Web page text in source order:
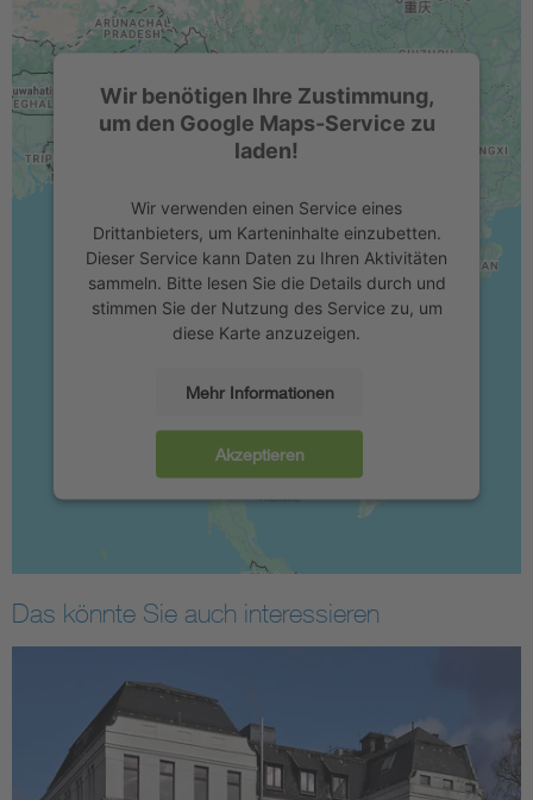
Wir benötigen Ihre Zustimmung,
um den Google Maps-Service zu
laden!
Wir verwenden einen Service eines
Drittanbieters, um Karteninhalte einzubetten.
Dieser Service kann Daten zu Ihren Aktivitäten
sammeln. Bitte lesen Sie die Details durch und
stimmen Sie der Nutzung des Service zu, um
diese Karte anzuzeigen.
Mehr Informationen
Akzeptieren
Das könnte Sie auch interessieren